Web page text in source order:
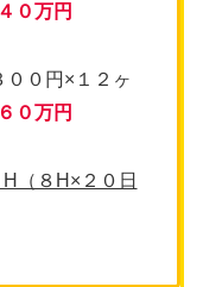
０万円
０円×１２ヶ
６０万円
（８H×２０日